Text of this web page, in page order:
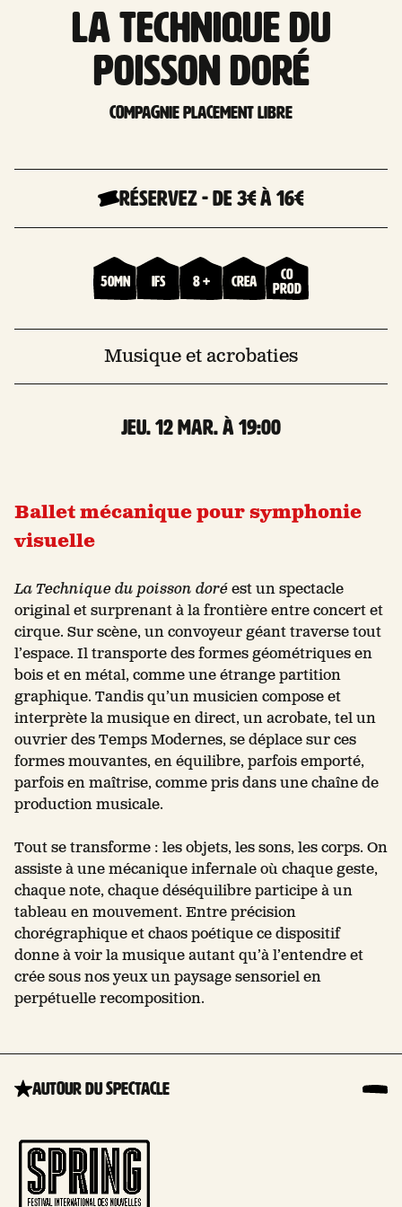
La technique du
poisson doré
Compagnie Placement libre
Réservez-De 3€à 16€
50mn Ifs 8 + Crea
Co
prod
Musique et acrobaties
jeu. 12 Mar. à 19:00
Ballet mécanique pour symphonie
visuelle
La Technique du poisson doré est un spectacle
original et surprenant à la frontière entre concert et
cirque. Sur scène, un convoyeur géant traverse tout
l’espace. Il transporte des formes géométriques en
bois et en métal, comme une étrange partition
graphique. Tandis qu’un musicien compose et
interprète la musique en direct, un acrobate, tel un
ouvrier des Temps Modernes, se déplace sur ces
formes mouvantes, en équilibre, parfois emporté,
parfois en maîtrise, comme pris dans une chaîne de
production musicale.
Tout se transforme : les objets, les sons, les corps. On
assiste à une mécanique infernale où chaque geste,
chaque note, chaque déséquilibre participe à un
tableau en mouvement. Entre précision
chorégraphique et chaos poétique ce dispositif
donne à voir la musique autant qu’à l’entendre et
crée sous nos yeux un paysage sensoriel en
perpétuelle recomposition.
Autour du spectacle